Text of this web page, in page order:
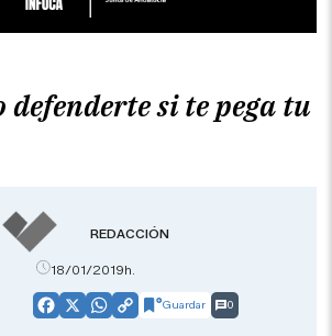
defenderte si te pega tu
REDACCIÓN
18/01/2019h.
Facebook
X WhatsApp
CopyGuardar 0